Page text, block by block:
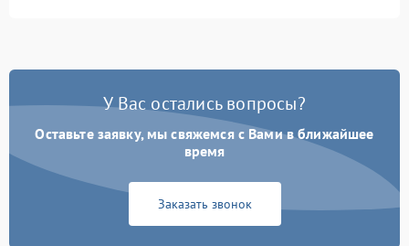
У Вас остались вопросы?
Оставьте заявку, мы свяжемся с Вами в ближайшее
время
Заказать звонок